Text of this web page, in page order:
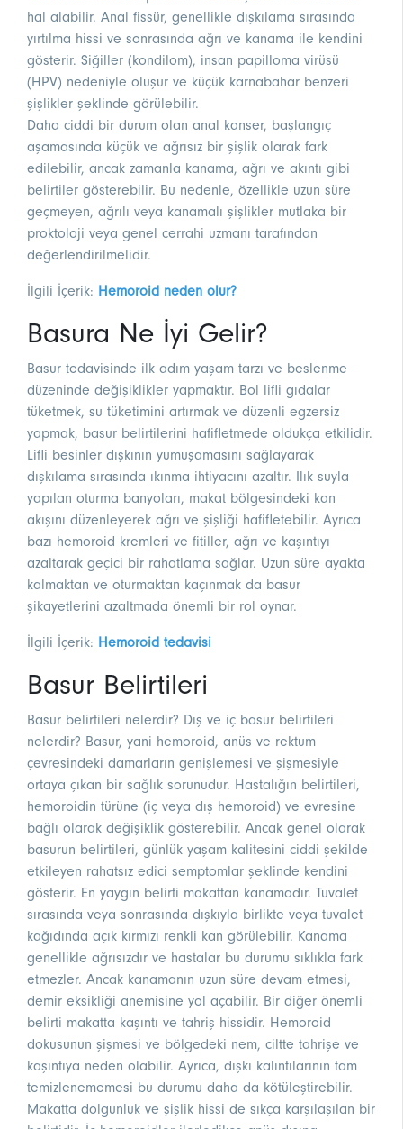
hal alabilir. Anal fissür, genellikle dışkılama sırasında
yırtılma hissi ve sonrasında ağrı ve kanama ile kendini
gösterir. Siğiller (kondilom), insan papilloma virüsü
(HPV) nedeniyle oluşur ve küçük karnabahar benzeri
şişlikler şeklinde görülebilir.
Daha ciddi bir durum olan anal kanser, başlangıç
aşamasında küçük ve ağrısız bir şişlik olarak fark
edilebilir, ancak zamanla kanama, ağrı ve akıntı gibi
belirtiler gösterebilir. Bu nedenle, özellikle uzun süre
geçmeyen, ağrılı veya kanamalı şişlikler mutlaka bir
proktoloji veya genel cerrahi uzmanı tarafından
değerlendirilmelidir.
İlgili İçerik: Hemoroid neden olur?
Basura Ne İyi Gelir?
Basur tedavisinde ilk adım yaşam tarzı ve beslenme
düzeninde değişiklikler yapmaktır. Bol lifli gıdalar
tüketmek, su tüketimini artırmak ve düzenli egzersiz
yapmak, basur belirtilerini hafifletmede oldukça etkilidir.
Lifli besinler dışkının yumuşamasını sağlayarak
dışkılama sırasında ıkınma ihtiyacını azaltır. Ilık suyla
yapılan oturma banyoları, makat bölgesindeki kan
akışını düzenleyerek ağrı ve şişliği hafifletebilir. Ayrıca
bazı hemoroid kremleri ve fitiller, ağrı ve kaşıntıyı
azaltarak geçici bir rahatlama sağlar. Uzun süre ayakta
kalmaktan ve oturmaktan kaçınmak da basur
şikayetlerini azaltmada önemli bir rol oynar.
İlgili İçerik: Hemoroid tedavisi
Basur Belirtileri
Basur belirtileri nelerdir? Dış ve iç basur belirtileri
nelerdir? Basur, yani hemoroid, anüs ve rektum
çevresindeki damarların genişlemesi ve şişmesiyle
ortaya çıkan bir sağlık sorunudur. Hastalığın belirtileri,
hemoroidin türüne (iç veya dış hemoroid) ve evresine
bağlı olarak değişiklik gösterebilir. Ancak genel olarak
basurun belirtileri, günlük yaşam kalitesini ciddi şekilde
etkileyen rahatsız edici semptomlar şeklinde kendini
gösterir. En yaygın belirti makattan kanamadır. Tuvalet
sırasında veya sonrasında dışkıyla birlikte veya tuvalet
kağıdında açık kırmızı renkli kan görülebilir. Kanama
genellikle ağrısızdır ve hastalar bu durumu sıklıkla fark
etmezler. Ancak kanamanın uzun süre devam etmesi,
demir eksikliği anemisine yol açabilir. Bir diğer önemli
belirti makatta kaşıntı ve tahriş hissidir. Hemoroid
dokusunun şişmesi ve bölgedeki nem, ciltte tahrişe ve
kaşıntıya neden olabilir. Ayrıca, dışkı kalıntılarının tam
temizlenememesi bu durumu daha da kötüleştirebilir.
Makatta dolgunluk ve şişlik hissi de sıkça karşılaşılan bir